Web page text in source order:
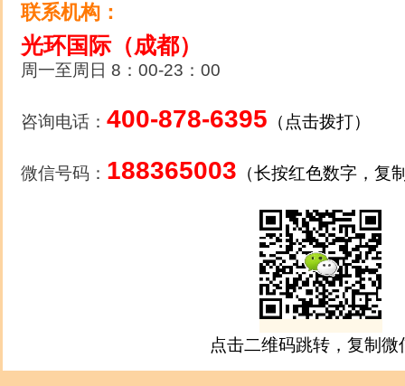
联系机构：
光环国际（成都）
周一至周日 8：00-23：00
咨询电话： 400-878-6395 （点击拨打）
微信号码： 188365003 （长按红色数字，复
点击二维码跳转，复制微